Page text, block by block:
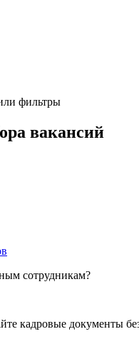
фильтры
вакансий
сотрудникам?
кадровые документы